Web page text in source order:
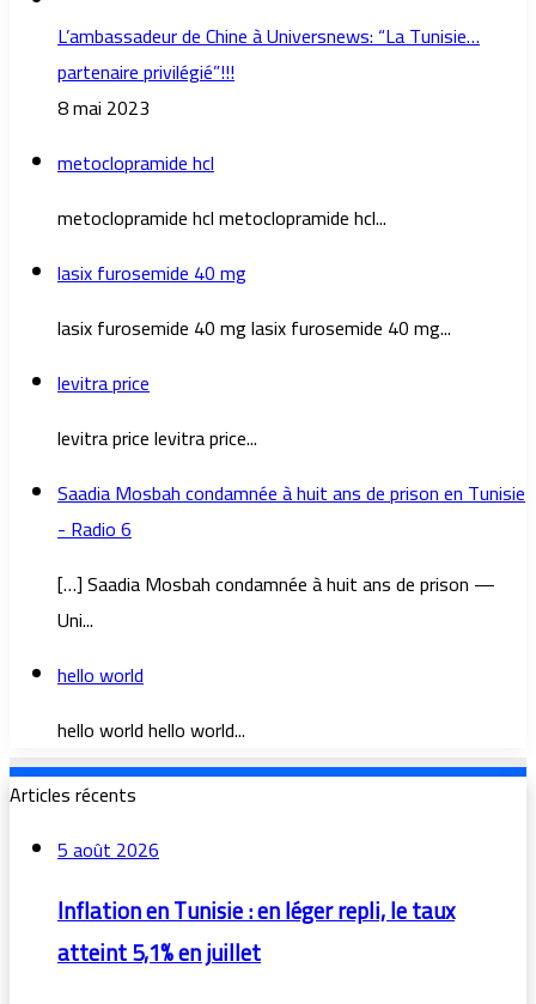
L’ambassadeur de Chine à Universnews: “La Tunisie…
partenaire privilégié”!!!
8 mai 2023
metoclopramide hcl
metoclopramide hcl metoclopramide hcl...
lasix furosemide 40 mg
lasix furosemide 40 mg lasix furosemide 40 mg...
levitra price
levitra price levitra price...
Saadia Mosbah condamnée à huit ans de prison en Tunisie
- Radio 6
[…] Saadia Mosbah condamnée à huit ans de prison —
Uni...
hello world
hello world hello world...
Articles récents
5 août 2026
Inflation en Tunisie : en léger repli, le taux
atteint 5,1% en juillet